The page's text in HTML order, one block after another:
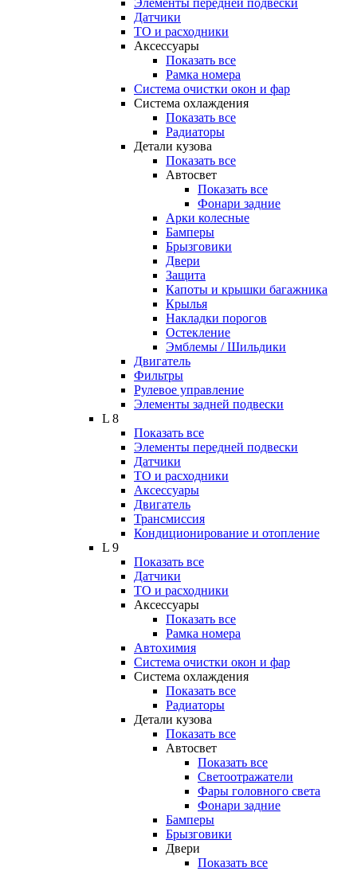
Датчики
ТО и расходники
Аксессуары
Показать все
Рамка номера
Система очистки окон и фар
Система охлаждения
Показать все
Радиаторы
Детали кузова
Показать все
Автосвет
Показать все
Фонари задние
Арки колесные
Бамперы
Брызговики
Двери
Защита
Капоты и крышки багажника
Крылья
Накладки порогов
Остекление
Эмблемы / Шильдики
Двигатель
Фильтры
Рулевое управление
Элементы задней подвески
L 8
Показать все
Элементы передней подвески
Датчики
ТО и расходники
Аксессуары
Двигатель
Трансмиссия
Кондиционирование и отопление
L 9
Показать все
Датчики
ТО и расходники
Аксессуары
Показать все
Рамка номера
Автохимия
Система очистки окон и фар
Система охлаждения
Показать все
Радиаторы
Детали кузова
Показать все
Автосвет
Показать все
Светоотражатели
Фары головного света
Фонари задние
Бамперы
Брызговики
Двери
Показать все